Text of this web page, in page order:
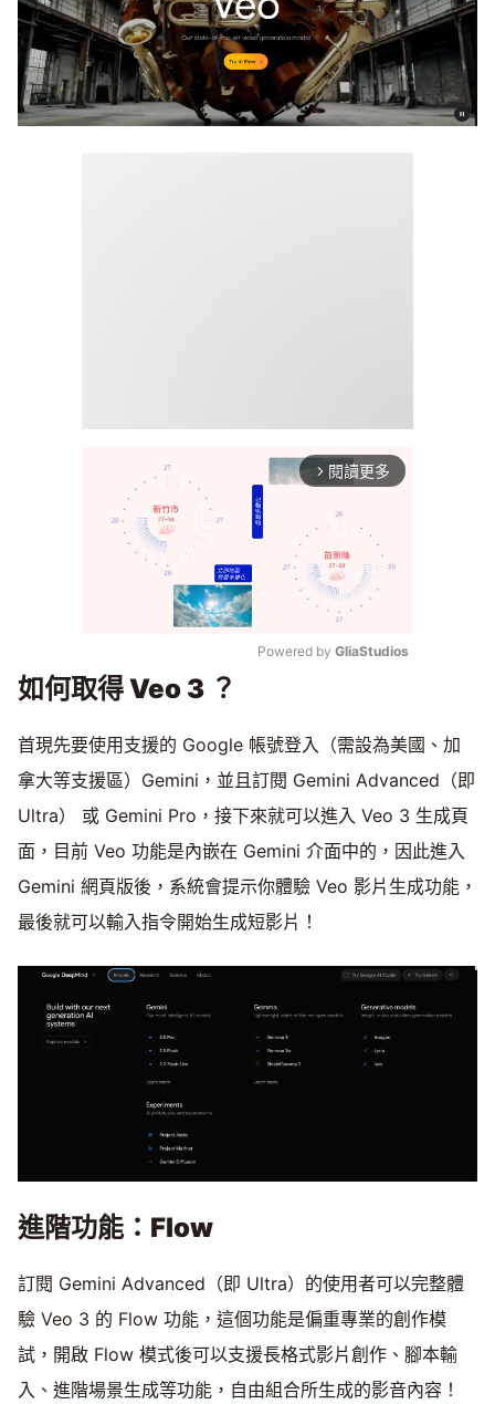
arrow_forward_ios 閱讀更多
Powered by GliaStudios
如何取得 Veo 3 ？
首現先要使用支援的 Google 帳號登入（需設為美國、加
拿大等支援區）Gemini，並且訂閱 Gemini Advanced（即
Ultra） 或 Gemini Pro，接下來就可以進入 Veo 3 生成頁
面，目前 Veo 功能是內嵌在 Gemini 介面中的，因此進入
Gemini 網頁版後，系統會提示你體驗 Veo 影片生成功能，
最後就可以輸入指令開始生成短影片！
進階功能：Flow
訂閱 Gemini Advanced（即 Ultra）的使用者可以完整體
驗 Veo 3 的 Flow 功能，這個功能是偏重專業的創作模
試，開啟 Flow 模式後可以支援長格式影片創作、腳本輸
入、進階場景生成等功能，自由組合所生成的影音內容！